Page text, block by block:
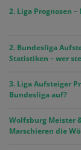
2. Liga Prognosen
2. Bundesliga
Statistiken – wer
3. Liga Aufsteiger
Bundesliga auf?
Wolfsburg Meister
Marschieren die